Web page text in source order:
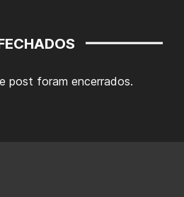
post foram encerrados.